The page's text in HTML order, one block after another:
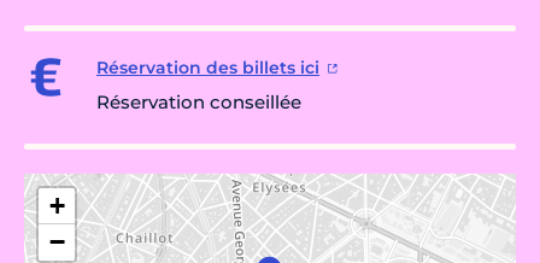
Réservation des billets ici
Réservation conseillée
+
−